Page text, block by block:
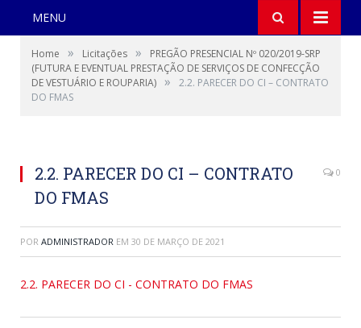
MENU
Home » Licitações »
PREGÃO PRESENCIAL Nº 020/2019-SRP
(FUTURA E EVENTUAL PRESTAÇÃO DE SERVIÇOS DE CONFECÇÃO
DE VESTUÁRIO E ROUPARIA) »
2.2. PARECER DO CI – CONTRATO
DO FMAS
2.2. PARECER DO CI – CONTRATO
DO FMAS
0
POR ADMINISTRADOR EM 30 DE MARÇO DE 2021
2.2. PARECER DO CI - CONTRATO DO FMAS